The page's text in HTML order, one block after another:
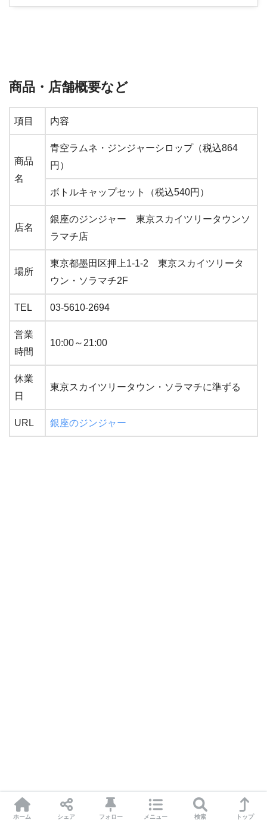
商品・店舗概要など
項目 内容
商品
名
青空ラムネ・ジンジャーシロップ（税込864
円）
ボトルキャップセット（税込540円）
店名
銀座のジンジャー 東京スカイツリータウンソ
ラマチ店
場所
東京都墨田区押上1-1-2 東京スカイツリータ
ウン・ソラマチ2F
TEL 03-5610-2694
営業
時間
10:00～21:00
休業
日
東京スカイツリータウン・ソラマチに準ずる
URL 銀座のジンジャー
ホーム シェア フォロー メニュー 検索 トップ